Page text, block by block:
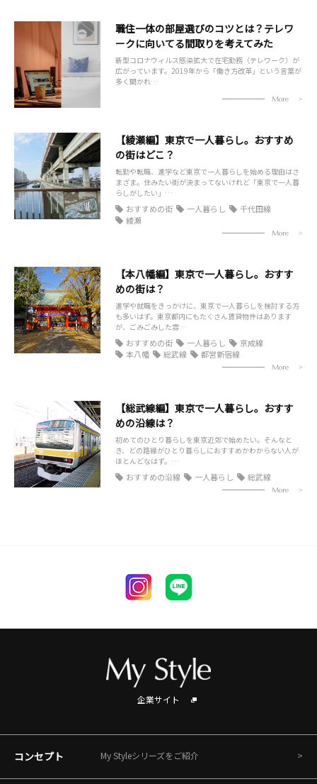
職住一体の部屋選びのコツとは？テレワ
ークに向いてる間取りを考えてみた
新型コロナウィルス感染拡大で在宅勤務（テレワーク）が
広がっています。2019年から「働き方改革」という言葉が
多く聞かれ…
More
【綾瀬編】東京で一人暮らし。おすすめ
の街はどこ？
転勤や転職、進学など東京で一人暮らしを始める理由はさ
まざま。住みたい街が決まってないけれど「東京で一人暮
らしがしたい」…
おすすめの街 一人暮らし
千代田線
綾瀬
More
【本八幡編】東京で一人暮らし。おすす
めの街は？
進学や就職をきっかけに、東京で一人暮らしを検討する方
も多いはず。東京都内にもたくさん賃貸物件はあります
が、ごみごみした雰…
おすすめの街 一人暮らし
京成線
本八幡
総武線 都営新宿線
More
【総武線編】東京で一人暮らし。おすす
めの沿線は？
初めてのひとり暮らしを東京近郊で始めたい。そんなと
き、どの路線がひとり暮らしにおすすめかわからない人が
ほとんどなはず。…
おすすめの沿線 一人暮らし 総武線
More
企業サイト
コンセプト My Styleシリーズをご紹介